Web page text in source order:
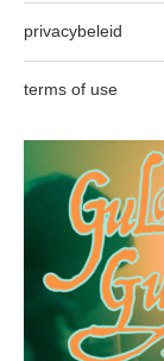
privacybeleid
terms of use